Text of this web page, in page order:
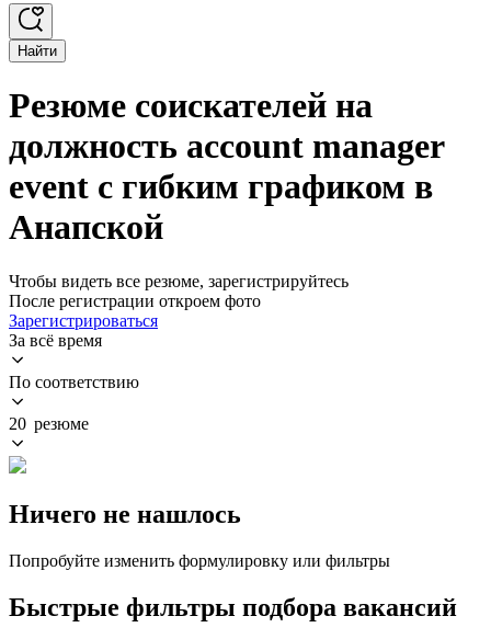
Найти
Резюме соискателей на
должность account manager
event с гибким графиком в
Анапской
Чтобы видеть все резюме, зарегистрируйтесь
После регистрации откроем фото
Зарегистрироваться
За всё время
По соответствию
20 резюме
Ничего не нашлось
Попробуйте изменить формулировку или фильтры
Быстрые фильтры подбора вакансий